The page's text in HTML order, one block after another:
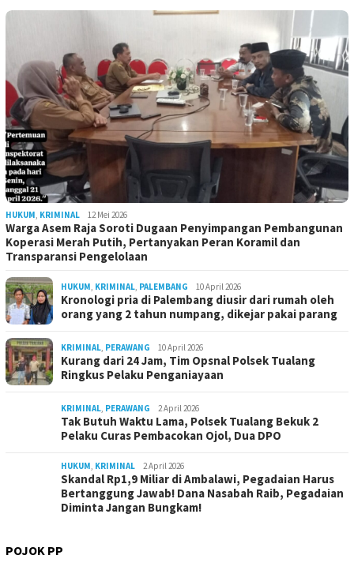
HUKUM KRIMINAL 12 Mei 2026
Warga Asem Raja Soroti Dugaan Penyimpangan Pembangunan
Koperasi Merah Putih, Pertanyakan Peran Koramil dan
Transparansi Pengelolaan
HUKUM KRIMINAL PALEMBANG 10 April 2026
Kronologi pria di Palembang diusir dari rumah oleh
orang yang 2 tahun numpang, dikejar pakai parang
KRIMINAL PERAWANG 10 April 2026
Kurang dari 24 Jam, Tim Opsnal Polsek Tualang
Ringkus Pelaku Penganiayaan
KRIMINAL PERAWANG 2 April 2026
Tak Butuh Waktu Lama, Polsek Tualang Bekuk 2
Pelaku Curas Pembacokan Ojol, Dua DPO
HUKUM KRIMINAL 2 April 2026
Skandal Rp1,9 Miliar di Ambalawi, Pegadaian Harus
Bertanggung Jawab! Dana Nasabah Raib, Pegadaian
Diminta Jangan Bungkam!
POJOK PP